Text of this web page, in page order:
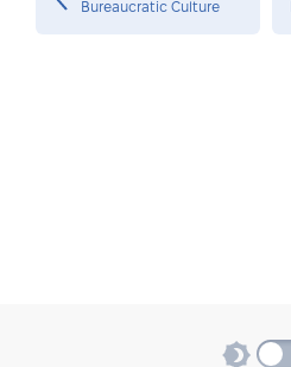
Bureaucratic Culture